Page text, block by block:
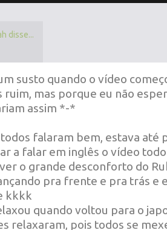
disse...
susto quando o vídeo
ruim, mas porque eu não
assim *-*
todos falaram bem, estava até
a falar em inglês o vídeo
o grande desconforto do
pra frente e pra trás e
kkkk
quando voltou para o
relaxaram, pois todos se